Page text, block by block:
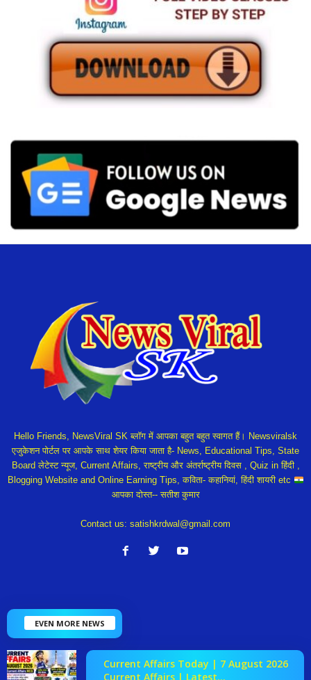
Hello Friends, NewsViral SK ब्लॉग में आपका बहुत बहुत स्वागत हैं। Newsviralsk
एजुकेशन पोर्टल पर आपके साथ शेयर किया जाता है- News, Educational Tips, State
Board लेटेस्ट न्यूज, Current Affairs, राष्ट्रीय और अंतर्राष्ट्रीय दिवस , Quiz in हिंदी ,
Blogging Website and Online Earning Tips, कविता- कहानियां, हिंदी शायरी etc
आपका दोस्त-- सतीश कुमार
Contact us: satishkrdwal@gmail.com
EVEN MORE NEWS
Current Affairs Today | 7 August 2026
Current Affairs | Latest...